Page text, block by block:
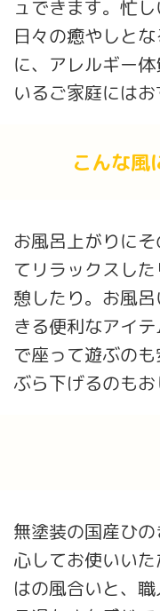
ュできます。忙し
日々の癒やしと
に、アレルギー
いるご家庭にはお
こんな風
お風呂上がりに
てリラックスし
憩したり。お風
きる便利なアイ
で座って遊ぶの
ぶら下げるのもお
無塗装の国産ひ
心してお使いい
はの風合いと、